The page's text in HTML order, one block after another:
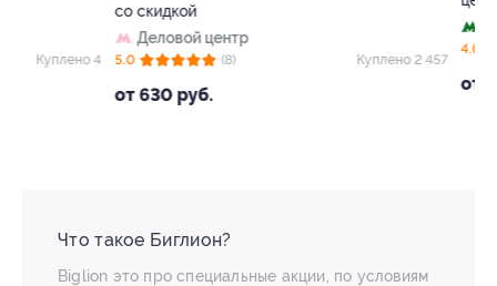
Деловой центр
от 630 руб.
5.0 (8)
центре» со
Павелецкая
от 1 980 руб.
4.6
Что такое Биглион?
Biglion это про специальные акции, по условиям